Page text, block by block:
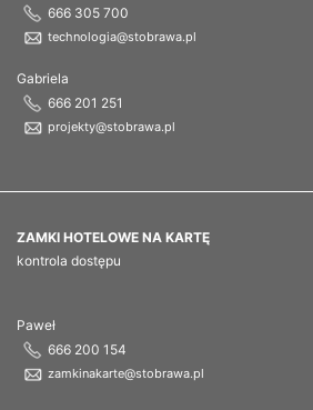
666 305 700
technologia@stobrawa.pl
Gabriela
666 201 251
projekty@stobrawa.pl
ZAMKI HOTELOWE NA KARTĘ
kontrola dostępu
Paweł
666 200 154
zamkinakarte@stobrawa.pl